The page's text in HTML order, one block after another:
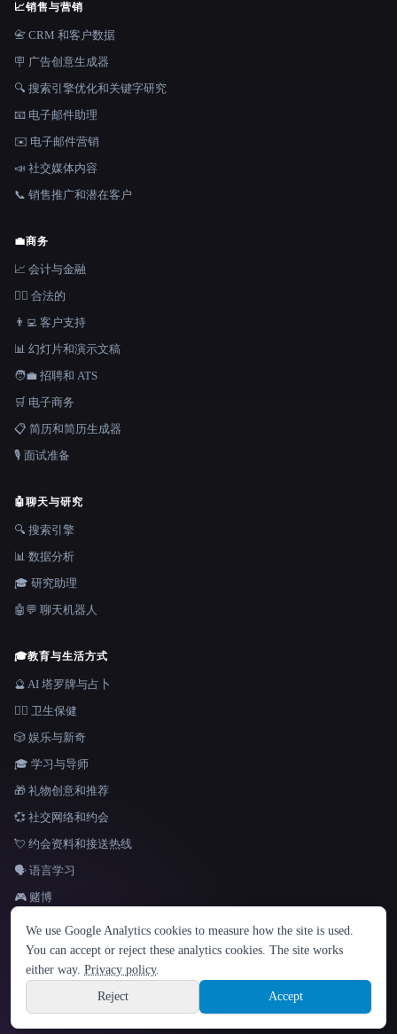
语言
English español Français Русский 简体中文
Hindi
Sign up
📈销售与营销
📇 CRM 和客户数据
🪧 广告创意生成器
🔍 搜索引擎优化和关键字研究
📧 电子邮件助理
✉️ 电子邮件营销
📣 社交媒体内容
📞 销售推广和潜在客户
💼商务
📈 会计与金融
👩‍⚖️ 合法的
👨‍💻 客户支持
📊 幻灯片和演示文稿
🧑‍💼 招聘和 ATS
🛒 电子商务
📋 简历和简历生成器
🎙️ 面试准备
🤖聊天与研究
🔍 搜索引擎
📊 数据分析
🎓 研究助理
🤖💬 聊天机器人
🎓教育与生活方式
🔮 AI 塔罗牌与占卜
👩‍⚕️ 卫生保健
🎲 娱乐与新奇
🎓 学习与导师
🎁 礼物创意和推荐
💞 社交网络和约会
💘 约会资料和接送热线
🗣️ 语言学习
🎮 赌博
Site information
© 2026 That AI Collection. 保留所有权利。
Built with Metatron ★
build de3d624c
We use Google Analytics cookies to measure how the site is used.
You can accept or reject these analytics cookies. The site works
either way. Privacy policy.
Reject
Accept